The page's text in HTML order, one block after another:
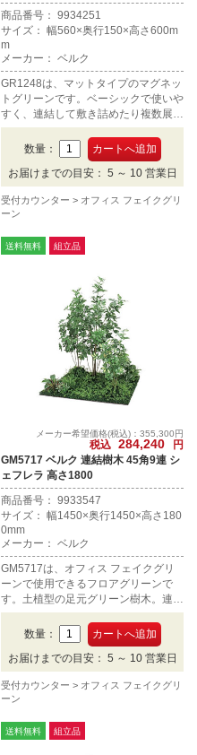
商品番号： 9934251
サイズ： 幅560×奥行150×高さ600m
m
メーカー： ベルク
GR1248は、マットタイプのマグネッ
トグリーンです。ベーシックで使いや
すく、連結して敷き詰めたり複数展示
がおすすめです。
数量：
お届けまでの目安： 5 ～ 10 営業日
受付カウンター
オフィス フェイクグリ
ーン
送料無料 組立品
メーカー希望価格(税込)：355,300円
税込 284,240
円
GM5717 ベルク 連結樹木 45角9連 シ
ェフレラ 高さ1800
商品番号： 9933547
サイズ： 幅1450×奥行1450×高さ180
0mm
メーカー： ベルク
GM5717は、オフィス フェイクグリ
ーンで使用できるフロアグリーンで
す。土植型の足元グリーン樹木。連結
タイプ、45角9連、高さ1800mmで
数量：
お届けまでの目安： 5 ～ 10 営業日
受付カウンター
オフィス フェイクグリ
ーン
送料無料 組立品